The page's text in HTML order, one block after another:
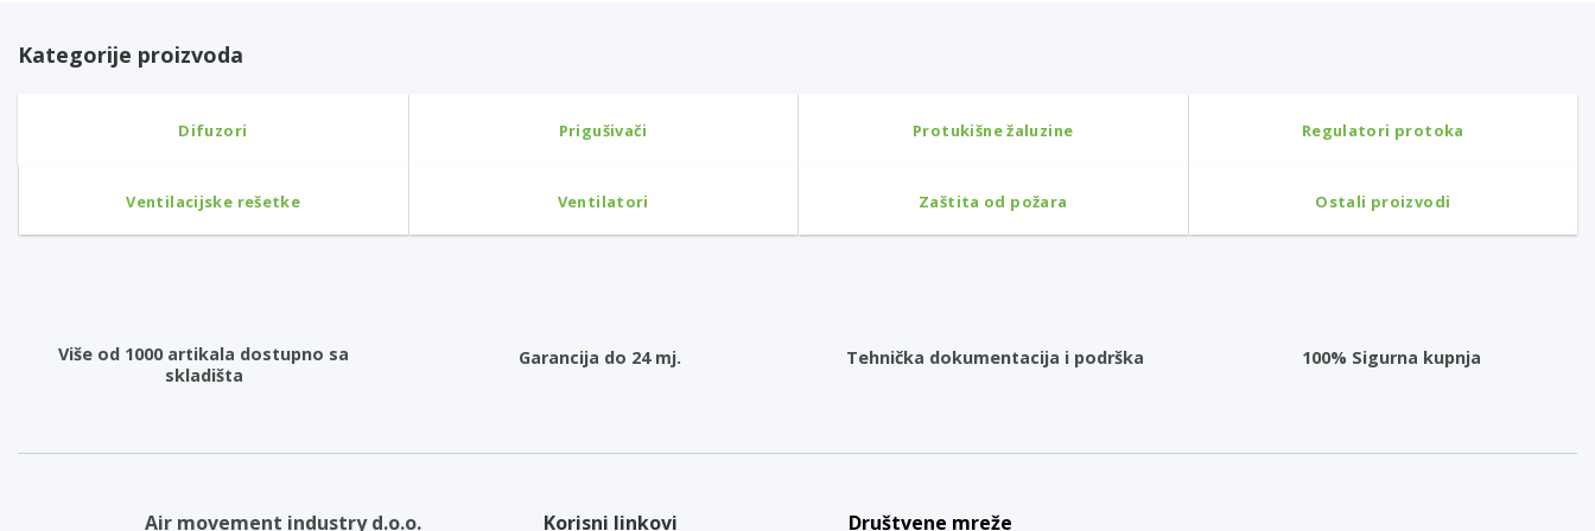
Kategorije proizvoda
Difuzori Prigušivači Protukišne žaluzine Regulatori protoka
Ventilacijske rešetke Ventilatori Zaštita od požara Ostali proizvodi
Više od 1000 artikala dostupno sa
skladišta
Garancija do 24 mj. Tehnička dokumentacija i podrška 100% Sigurna kupnja
Air movement industry d.o.o. Korisni linkovi Društvene mreže